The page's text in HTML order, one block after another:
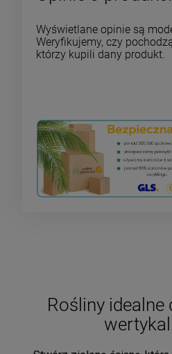
Wyświetlane opinie są
Weryfikujemy, czy
którzy kupili dany produkt.
Rośliny